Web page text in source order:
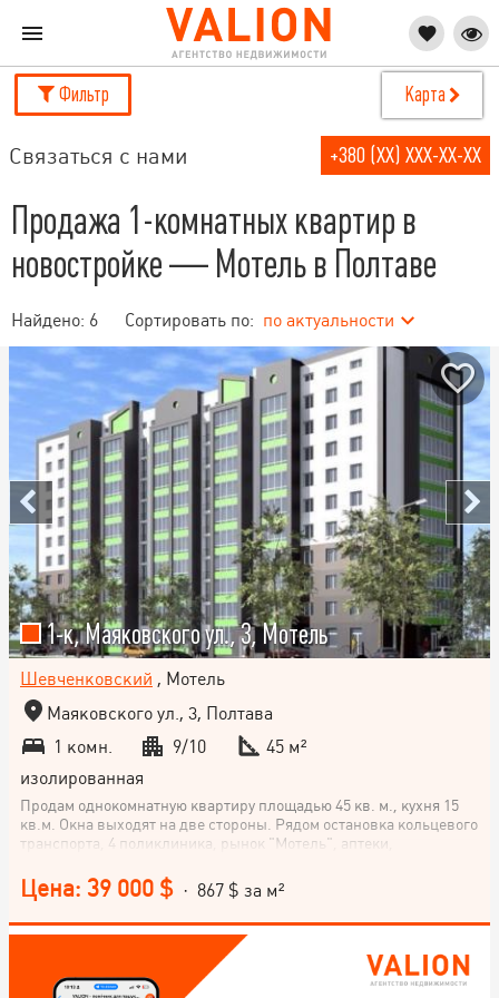
Фильтр Карта
Связаться с нами +380 (XX) XXX-XX-XX
Продажа 1-комнатных квартир в
новостройке — Мотель в Полтаве
Найдено: 6 Сортировать по: по актуальности
1-к, Маяковского ул., 3, Мотель
Шевченковский , Мотель
Маяковского ул., 3, Полтава
1 комн.
9/10
45 м²
изолированная
Продам однокомнатную квартиру площадью 45 кв. м., кухня 15
кв.м. Окна выходят на две стороны. Рядом остановка кольцевого
транспорта, 4 поликлиника, рынок "Мотель", аптеки,
Цена: 39 000 $ · 867 $ за м²